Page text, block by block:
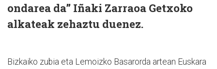
ondarea da” Iñaki Zarraoa Getxoko
alkateak zehaztu duenez.
Bizkaiko zubia eta Lemoizko Basarorda artean Euskara